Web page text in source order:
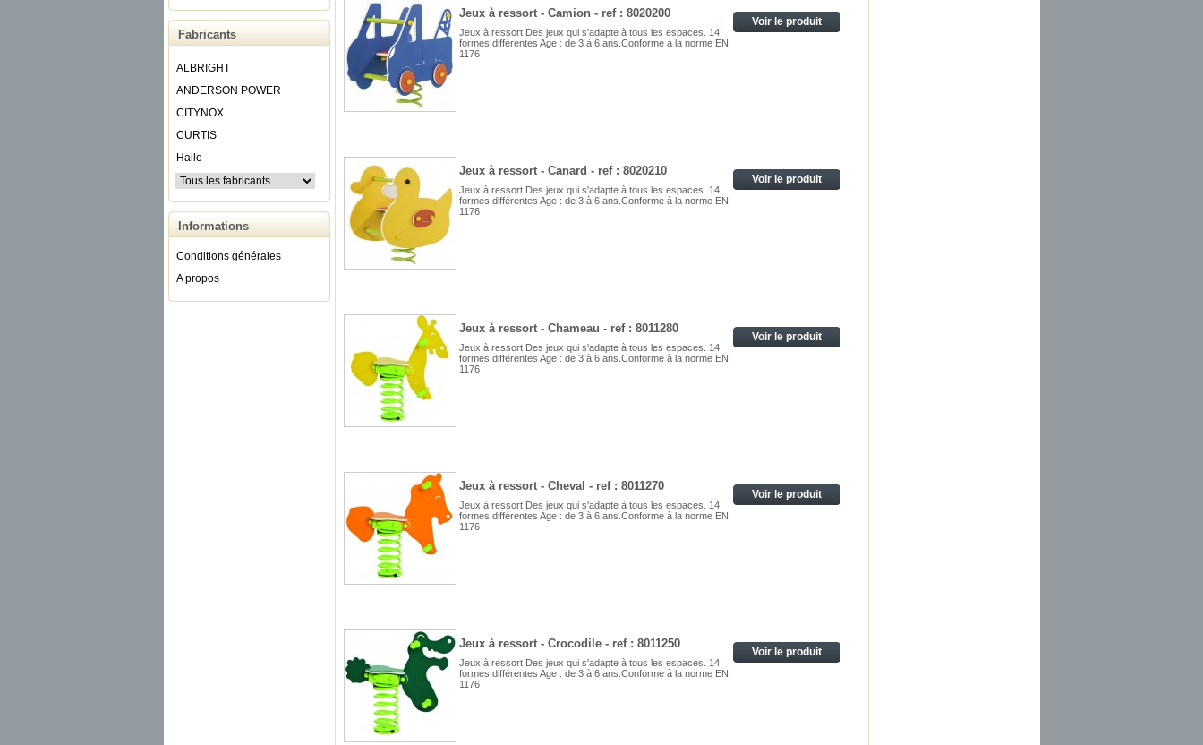
Fabricants
ALBRIGHT
ANDERSON POWER
CITYNOX
CURTIS
Hailo
Informations
Conditions générales
A propos
Jeux à ressort - Camion - ref : 8020200
Jeux à ressort Des jeux qui s'adapte à tous les espaces. 14
formes différentes Age : de 3 à 6 ans.Conforme à la norme EN
1176
Voir le produit
Jeux à ressort - Canard - ref : 8020210
Jeux à ressort Des jeux qui s'adapte à tous les espaces. 14
formes différentes Age : de 3 à 6 ans.Conforme à la norme EN
1176
Voir le produit
Jeux à ressort - Chameau - ref : 8011280
Jeux à ressort Des jeux qui s'adapte à tous les espaces. 14
formes différentes Age : de 3 à 6 ans.Conforme à la norme EN
1176
Voir le produit
Jeux à ressort - Cheval - ref : 8011270
Jeux à ressort Des jeux qui s'adapte à tous les espaces. 14
formes différentes Age : de 3 à 6 ans.Conforme à la norme EN
1176
Voir le produit
Jeux à ressort - Crocodile - ref : 8011250
Jeux à ressort Des jeux qui s'adapte à tous les espaces. 14
formes différentes Age : de 3 à 6 ans.Conforme à la norme EN
1176
Voir le produit